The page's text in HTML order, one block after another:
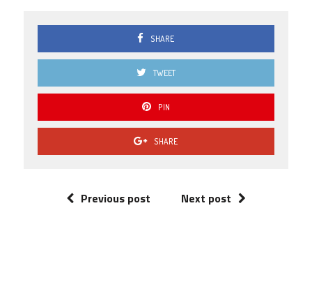
SHARE
TWEET
PIN
SHARE
Previous post Next post